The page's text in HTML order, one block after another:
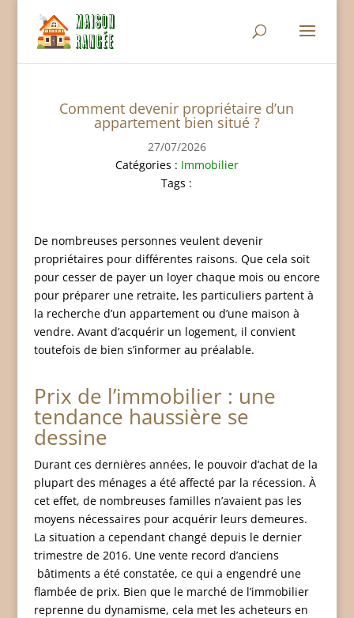
Comment devenir propriétaire d’un
appartement bien situé ?
27/07/2026
Catégories : Immobilier
Tags :
De nombreuses personnes veulent devenir
propriétaires pour différentes raisons. Que cela soit
pour cesser de payer un loyer chaque mois ou encore
pour préparer une retraite, les particuliers partent à
la recherche d’un appartement ou d’une maison à
vendre. Avant d’acquérir un logement, il convient
toutefois de bien s’informer au préalable.
Prix de l’immobilier : une
tendance haussière se
dessine
Durant ces dernières années, le pouvoir d’achat de la
plupart des ménages a été affecté par la récession. À
cet effet, de nombreuses familles n’avaient pas les
moyens nécessaires pour acquérir leurs demeures.
La situation a cependant changé depuis le dernier
trimestre de 2016. Une vente record d’anciens
bâtiments a été constatée, ce qui a engendré une
flambée de prix. Bien que le marché de l’immobilier
reprenne du dynamisme, cela met les acheteurs en